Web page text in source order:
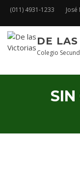
Skip
content
(011) 4931-1233
DE
Colegio
SIN